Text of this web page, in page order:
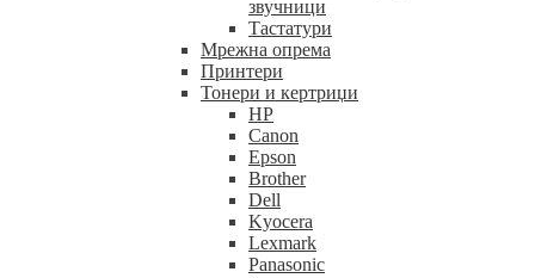
звучници
Тастатури
Мрежна опрема
Принтери
Тонери и кертриџи
HP
Canon
Epson
Brother
Dell
Kyocera
Lexmark
Panasonic